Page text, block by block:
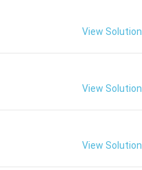
View Solution
View Solution
View Solution